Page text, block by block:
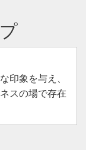
印象を与え、
スの場で存在